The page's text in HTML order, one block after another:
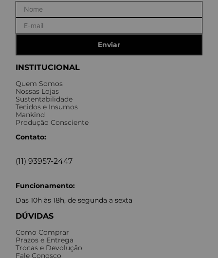
INSTITUCIONAL
Quem Somos
Nossas Lojas
Sustentabilidade
Tecidos e Insumos
Mankind
Produção Consciente
Contato:
(11) 93957-2447
Funcionamento:
Das 10h às 18h, de segunda a sexta
DÚVIDAS
Como Comprar
Prazos e Entrega
Trocas e Devolução
Fale Conosco
Enviar